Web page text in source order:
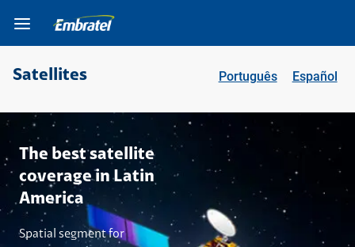
Ir para o Corpo do
site
Satellites Português Español
Ir para o topo da
página
Ir para o cabeçalho
da página
Ir para o rodapé da
página
The best satellite
coverage in Latin
America
Spatial segment for